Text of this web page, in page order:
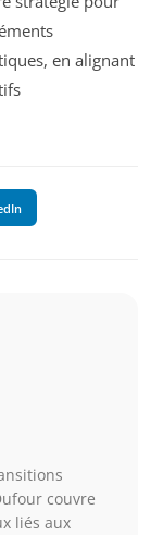
en alignant
couvre
liés aux